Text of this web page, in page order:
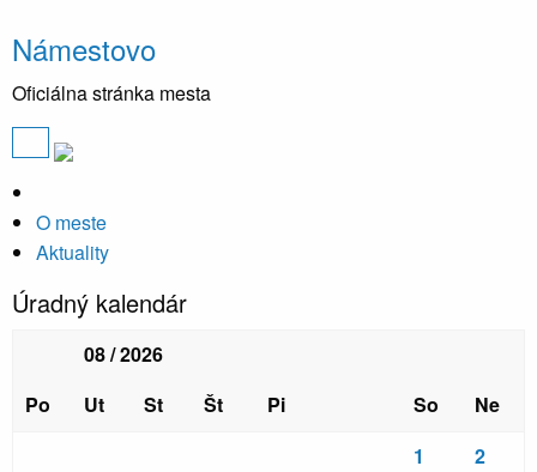
Námestovo
Oficiálna stránka mesta
O meste
Aktuality
Úradný kalendár
08 / 2026
Po
Ut St Št Pi So
Ne
1
2